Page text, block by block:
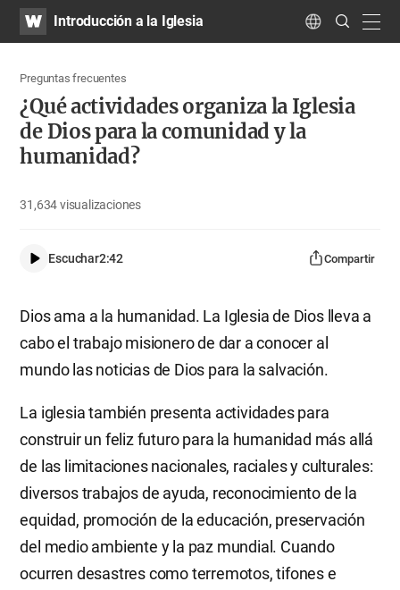
WATVIntroducción a la Iglesia Language
Search
Submit
Preguntas frecuentes
¿Qué actividades organiza la Iglesia
de Dios para la comunidad y la
humanidad?
31,634visualizaciones
Escuchar2:42 Compartir
Dios ama a la humanidad. La Iglesia de Dios lleva a
cabo el trabajo misionero de dar a conocer al
mundo las noticias de Dios para la salvación.
La iglesia también presenta actividades para
construir un feliz futuro para la humanidad más allá
de las limitaciones nacionales, raciales y culturales:
diversos trabajos de ayuda, reconocimiento de la
equidad, promoción de la educación, preservación
del medio ambiente y la paz mundial. Cuando
ocurren desastres como terremotos, tifones e